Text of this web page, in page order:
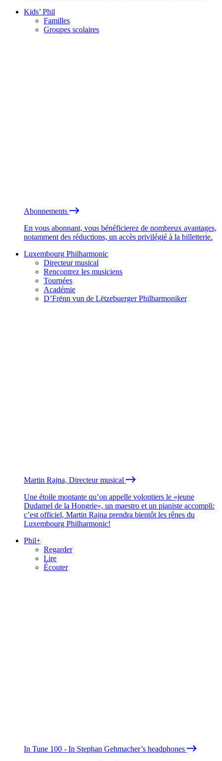
Kids’ Phil
Familles
Groupes scolaires
Abonnements
En vous abonnant, vous bénéficierez de nombreux avantages,
notamment des réductions, un accès privilégié à la billetterie.
Luxembourg Philharmonic
Directeur musical
Rencontrez les musiciens
Tournées
Académie
D’Frënn vun de Lëtzebuerger Philharmoniker
Martin Rajna, Directeur musical
Une étoile montante qu’on appelle volontiers le «jeune
Dudamel de la Hongrie», un maestro et un pianiste accompli:
c’est officiel, Martin Rajna prendra bientôt les rênes du
Luxembourg Philharmonic!
Phil+
Regarder
Lire
Écouter
In Tune 100 - In Stephan Gehmacher’s headphones